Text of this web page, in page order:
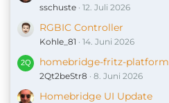
sschuste 12. Juli 2026
RGBIC Controller
Kohle_81 14. Juni 2026
homebridge-fritz-platform
2Qt2beStr8 8. Juni 2026
Homebridge UI Update